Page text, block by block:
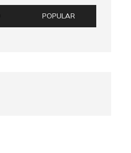
POPULAR